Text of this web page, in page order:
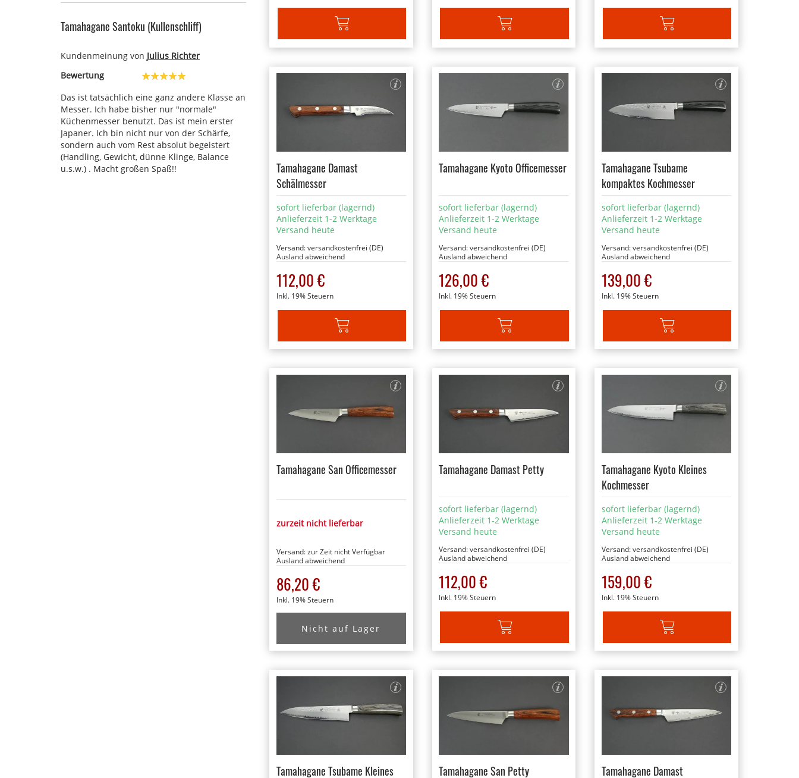
IN DEN WARENKORB IN DEN WARENKORB IN DEN WARENKORB
Tamahagane Damast
Schälmesser
sofort lieferbar (lagernd)
Anlieferzeit 1-2 Werktage
Versand heute
Versand: versandkostenfrei (DE)
Ausland abweichend
112,00 €
Inkl. 19% Steuern
IN DEN WARENKORB
Tamahagane Kyoto Officemesser
sofort lieferbar (lagernd)
Anlieferzeit 1-2 Werktage
Versand heute
Versand: versandkostenfrei (DE)
Ausland abweichend
126,00 €
Inkl. 19% Steuern
IN DEN WARENKORB
Tamahagane Tsubame
kompaktes Kochmesser
sofort lieferbar (lagernd)
Anlieferzeit 1-2 Werktage
Versand heute
Versand: versandkostenfrei (DE)
Ausland abweichend
139,00 €
Inkl. 19% Steuern
IN DEN WARENKORB
Tamahagane San Officemesser
zurzeit nicht lieferbar
Versand: zur Zeit nicht Verfügbar
Ausland abweichend
86,20 €
Inkl. 19% Steuern
Nicht auf Lager
Tamahagane Damast Petty
sofort lieferbar (lagernd)
Anlieferzeit 1-2 Werktage
Versand heute
Versand: versandkostenfrei (DE)
Ausland abweichend
112,00 €
Inkl. 19% Steuern
IN DEN WARENKORB
Tamahagane Kyoto Kleines
Kochmesser
sofort lieferbar (lagernd)
Anlieferzeit 1-2 Werktage
Versand heute
Versand: versandkostenfrei (DE)
Ausland abweichend
159,00 €
Inkl. 19% Steuern
IN DEN WARENKORB
Tamahagane Tsubame Kleines Tamahagane San Petty Tamahagane Damast
Tamahagane Santoku (Kullenschliff)
Kundenmeinung von Julius Richter
Bewertung
Das ist tatsächlich eine ganz andere Klasse an
Messer. Ich habe bisher nur "normale"
Küchenmesser benutzt. Das ist mein erster
Japaner. Ich bin nicht nur von der Schärfe,
sondern auch vom Rest absolut begeistert
(Handling, Gewicht, dünne Klinge, Balance
u.s.w.) . Macht großen Spaß!!